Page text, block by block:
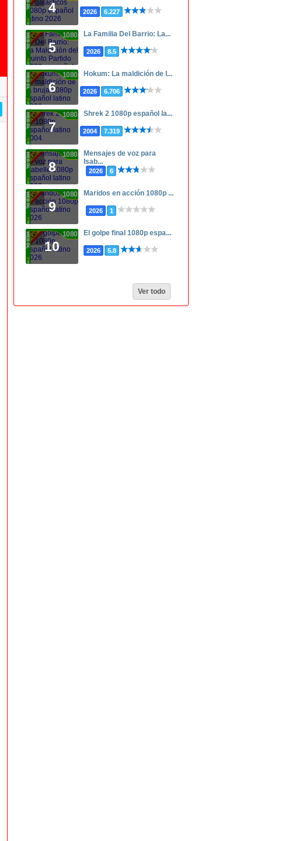
4 2026 6.227
5
1080p La Familia Del Barrio: La...
2026 8.5
6
1080p Hokum: La maldición de l...
2026 6.706
7
1080p Shrek 2 1080p español la...
2004 7.319
8
1080p
Mensajes de voz para
Isab...
2026 6
9
1080p Maridos en acción 1080p ...
2026 1
10
1080p El golpe final 1080p espa...
2026 5.8
Ver todo